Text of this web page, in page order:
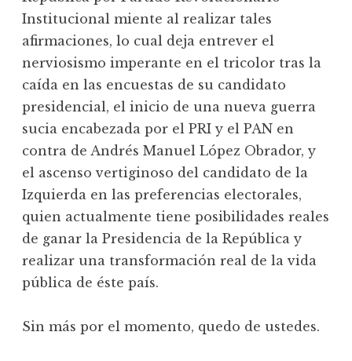
Institucional miente al realizar tales
afirmaciones, lo cual deja entrever el
nerviosismo imperante en el tricolor tras la
caída en las encuestas de su candidato
presidencial, el inicio de una nueva guerra
sucia encabezada por el PRI y el PAN en
contra de Andrés Manuel López Obrador, y
el ascenso vertiginoso del candidato de la
Izquierda en las preferencias electorales,
quien actualmente tiene posibilidades reales
de ganar la Presidencia de la República y
realizar una transformación real de la vida
pública de éste país.
Sin más por el momento, quedo de ustedes.